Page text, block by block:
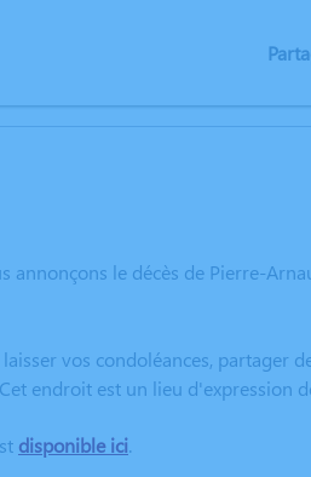
annonçons le décès de Pierre-
vos condoléances, partager
endroit est un lieu d'expression
disponible ici.